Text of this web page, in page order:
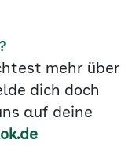
mehr über
dich doch
auf deine